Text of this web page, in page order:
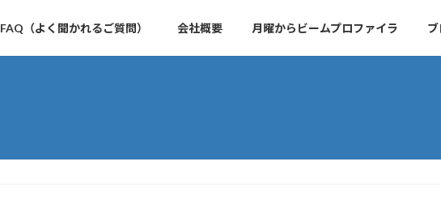
FAQ（よく聞かれるご質問） 会社概要 月曜からビームプロファイラ